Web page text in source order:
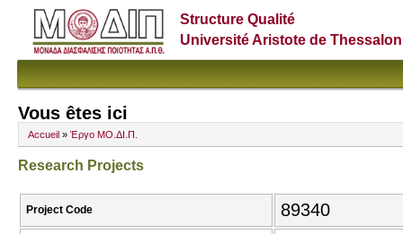
Structure Qualité
Université Aristote de
Vous êtes ici
Accueil » Έργο ΜΟ.ΔΙ.Π.
Research Projects
Project Code 89340